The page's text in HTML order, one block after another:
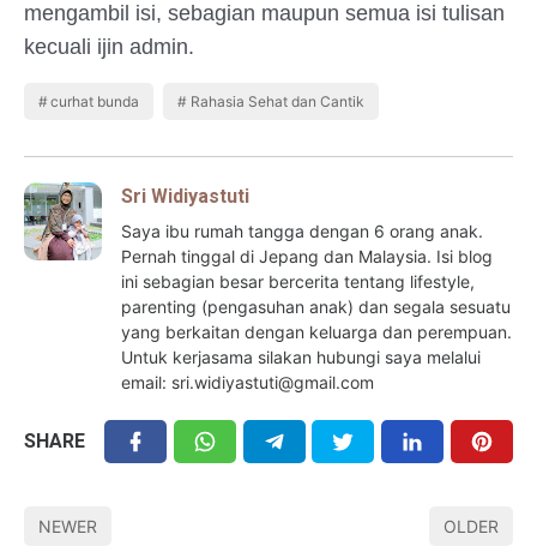
mengambil isi, sebagian maupun semua isi tulisan
kecuali ijin admin.
curhat bunda Rahasia Sehat dan Cantik
Sri Widiyastuti
Saya ibu rumah tangga dengan 6 orang anak.
Pernah tinggal di Jepang dan Malaysia. Isi blog
ini sebagian besar bercerita tentang lifestyle,
parenting (pengasuhan anak) dan segala sesuatu
yang berkaitan dengan keluarga dan perempuan.
Untuk kerjasama silakan hubungi saya melalui
email: sri.widiyastuti@gmail.com
SHARE
NEWER OLDER